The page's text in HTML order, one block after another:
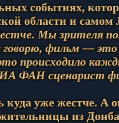
событиях,
области и самом
Мы зрителя
фильм — это
это происходило
ФАН сценарист
уже жестче. А
из